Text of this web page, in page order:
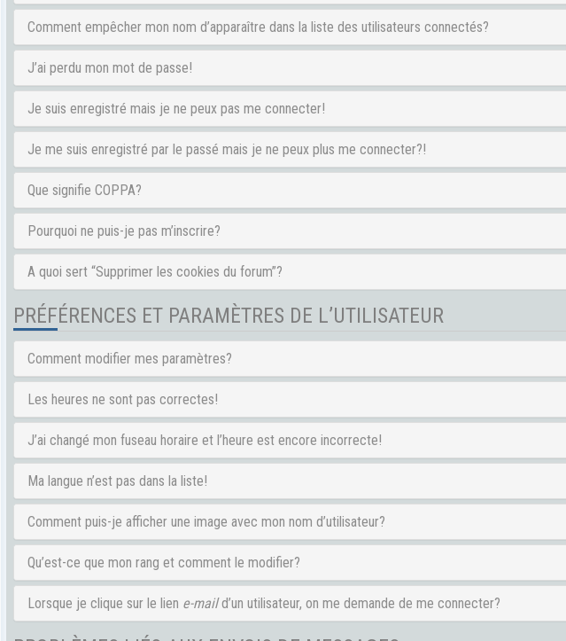
Comment empêcher mon nom d’apparaître dans la liste des utilisateurs connectés?
J’ai perdu mon mot de passe!
Je suis enregistré mais je ne peux pas me connecter!
Je me suis enregistré par le passé mais je ne peux plus me connecter?!
Que signifie COPPA?
Pourquoi ne puis-je pas m’inscrire?
A quoi sert “Supprimer les cookies du forum”?
PRÉFÉRENCES ET PARAMÈTRES DE L’UTILISATEUR
Comment modifier mes paramètres?
Les heures ne sont pas correctes!
J’ai changé mon fuseau horaire et l’heure est encore incorrecte!
Ma langue n’est pas dans la liste!
Comment puis-je afficher une image avec mon nom d’utilisateur?
Qu’est-ce que mon rang et comment le modifier?
Lorsque je clique sur le lien e-maild’un utilisateur, on me demande de me connecter?